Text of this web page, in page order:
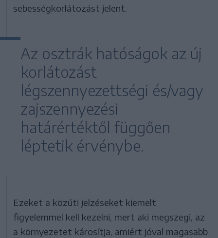
sebességkorlátozást jelent.
Az osztrák hatóságok az új
korlátozást
légszennyezettségi és/vagy
zajszennyezési
határértéktől függően
léptetik érvénybe.
Ezeket a közúti jelzéseket kiemelt
figyelemmel kell kezelni, mert aki megszegi, az
a környezetet károsítja, amiért jóval magasabb